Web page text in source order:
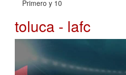
Primero y 10
toluca - lafc